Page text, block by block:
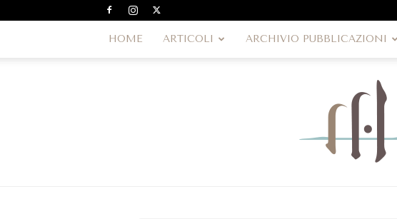
HOME ARTICOLI ARCHIVIO PUBBLICAZIONI